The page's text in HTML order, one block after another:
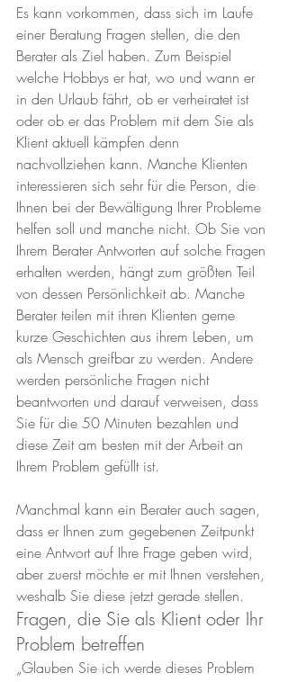
Es kann vorkommen, dass sich im Laufe
einer Beratung Fragen stellen, die den
Berater als Ziel haben. Zum Beispiel
welche Hobbys er hat, wo und wann er
in den Urlaub fährt, ob er verheiratet ist
oder ob er das Problem mit dem Sie als
Klient aktuell kämpfen denn
nachvollziehen kann. Manche Klienten
interessieren sich sehr für die Person, die
Ihnen bei der Bewältigung Ihrer Probleme
helfen soll und manche nicht. Ob Sie von
Ihrem Berater Antworten auf solche Fragen
erhalten werden, hängt zum größten Teil
von dessen Persönlichkeit ab. Manche
Berater teilen mit ihren Klienten gerne
kurze Geschichten aus ihrem Leben, um
als Mensch greifbar zu werden. Andere
werden persönliche Fragen nicht
beantworten und darauf verweisen, dass
Sie für die 50 Minuten bezahlen und
diese Zeit am besten mit der Arbeit an
Ihrem Problem gefüllt ist.
Manchmal kann ein Berater auch sagen,
dass er Ihnen zum gegebenen Zeitpunkt
eine Antwort auf Ihre Frage geben wird,
aber zuerst möchte er mit Ihnen verstehen,
weshalb Sie diese jetzt gerade stellen.
Fragen, die Sie als Klient oder Ihr
Problem betreffen
„Glauben Sie ich werde dieses Problem